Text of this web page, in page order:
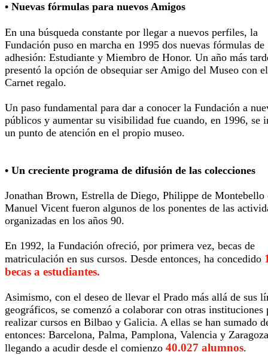
• Nuevas fórmulas para nuevos Amigos
En una búsqueda constante por llegar a nuevos perfiles, la
Fundación puso en marcha en 1995 dos nuevas fórmulas de
adhesión: Estudiante y Miembro de Honor. Un año más
presentó la opción de obsequiar ser Amigo del Museo con el
Carnet regalo.
Un paso fundamental para dar a conocer la Fundación a
públicos y aumentar su visibilidad fue cuando, en 1996, se
un punto de atención en el propio museo.
• Un creciente programa de difusión de las colecciones
Jonathan Brown, Estrella de Diego, Philippe de Montebello
Manuel Vicent fueron algunos de los ponentes de las
organizadas en los años 90.
En 1992, la Fundación ofreció, por primera vez, becas de
matriculación en sus cursos. Desde entonces, ha concedido
becas a estudiantes.
Asimismo, con el deseo de llevar el Prado más allá de sus
geográficos, se comenzó a colaborar con otras instituciones
realizar cursos en Bilbao y Galicia. A ellas se han sumado
entonces: Barcelona, Palma, Pamplona, Valencia y
llegando a acudir desde el comienzo 40.027 alumnos.